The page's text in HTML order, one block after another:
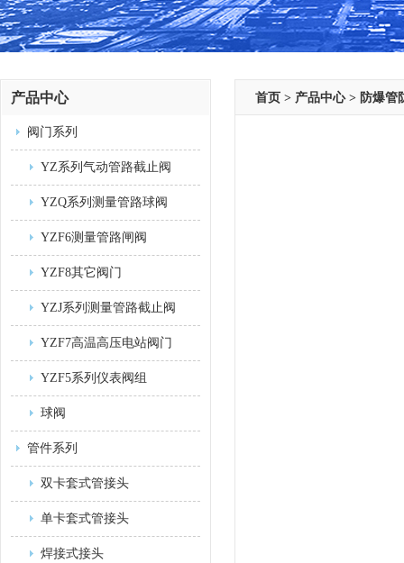
产品中心
阀门系列
YZ系列气动管路截止阀
YZQ系列测量管路球阀
YZF6测量管路闸阀
YZF8其它阀门
YZJ系列测量管路截止阀
YZF7高温高压电站阀门
YZF5系列仪表阀组
球阀
管件系列
双卡套式管接头
单卡套式管接头
焊接式接头
首页 > 产品中心 > 防爆管